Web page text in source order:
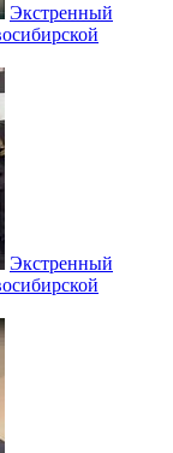
Экстренный
Экстренный